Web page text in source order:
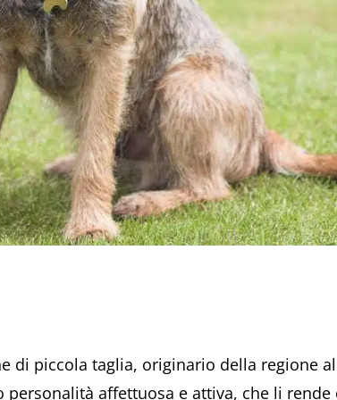
di piccola taglia, originario della regione
affettuosa e attiva, che li